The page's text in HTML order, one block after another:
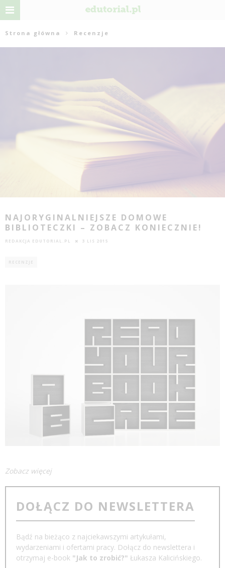
Strona główna Recenzje
NAJORYGINALNIEJSZE DOMOWE
BIBLIOTECZKI – ZOBACZ KONIECZNIE!
REDAKCJA EDUTORIAL.PL 3 LIS 2015
RECENZJE
Zobacz więcej
DOŁĄCZ DO NEWSLETTERA
Bądź na bieżąco z najciekawszymi artykułami,
wydarzeniami i ofertami pracy. Dołącz do newslettera i
otrzymaj e-book "Jak to zrobić?" Łukasza Kalicińskiego.